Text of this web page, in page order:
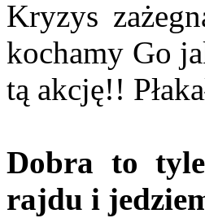
Kryzys
kochamy Go
tą akcję!!
Dobra to
rajdu i